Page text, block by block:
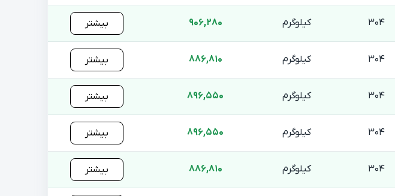
304 کیلوگرم 906,280 بیشتر
304 کیلوگرم 886,810 بیشتر
304 کیلوگرم 896,550 بیشتر
304 کیلوگرم 896,550 بیشتر
304 کیلوگرم 886,810 بیشتر